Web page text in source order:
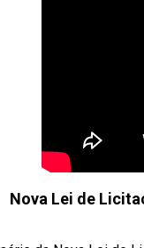
Nova Lei de